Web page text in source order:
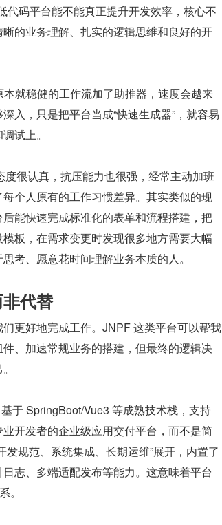
码平台能不能真正提升开发效率，核心不
的业务理解、扎实的逻辑思维和良好的开
就稳健的工作流加了助推器，速度会越来
入，只是把平台当成“快速生成器”，就容易
试上。
很认真，抗压能力也很强，经常主动加班
个人原有的工作习惯差异。其实类似的现
能快速完成标准化的表单和流程搭建，把
板，在需求变更时发现很多地方需要大幅
考、愿意花时间理解业务本质的人。
代替
更好地完成工作。JNPF 这类平台可以帮我
、加速常规业务的搭建，但最终的逻辑决
于 SpringBoot/Vue3 等成熟技术栈，支持
开发者的企业级应用交付平台，而不是简
规范、系统集成、长期运维”展开，内置了
志、多端适配发布等能力。这意味着平台
。